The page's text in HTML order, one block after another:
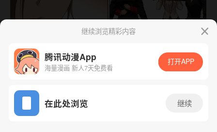
App免费看
下一话 腾漫App免费看
继续浏览精彩内容
腾讯动漫App
海量漫画 新人7天免费看
打开APP
在此处浏览 继续